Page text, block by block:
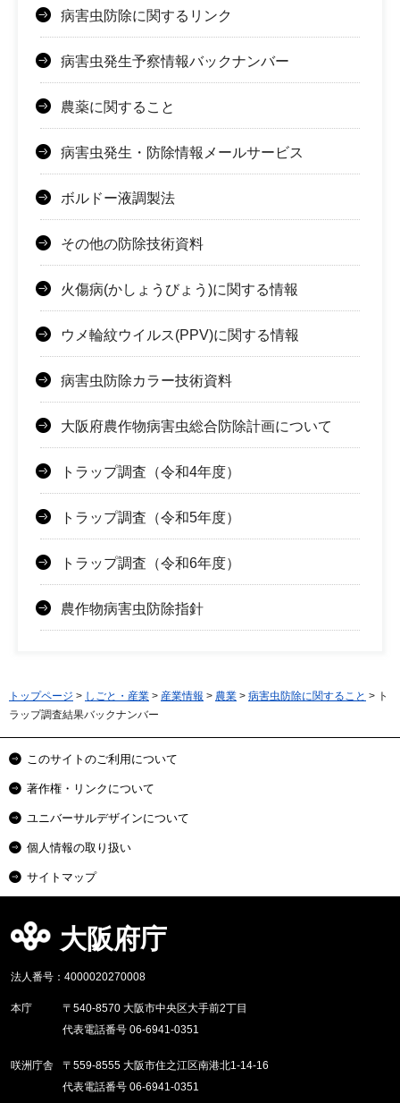
病害虫防除に関するリンク
病害虫発生予察情報バックナンバー
農薬に関すること
病害虫発生・防除情報メールサービス
ボルドー液調製法
その他の防除技術資料
火傷病(かしょうびょう)に関する情報
ウメ輪紋ウイルス(PPV)に関する情報
病害虫防除カラー技術資料
大阪府農作物病害虫総合防除計画について
トラップ調査（令和4年度）
トラップ調査（令和5年度）
トラップ調査（令和6年度）
農作物病害虫防除指針
トップページ > しごと・産業 > 産業情報 > 農業 > 病害虫防除に関すること > ト
ラップ調査結果バックナンバー
このサイトのご利用について
著作権・リンクについて
ユニバーサルデザインについて
個人情報の取り扱い
サイトマップ
大阪府庁
法人番号：4000020270008
本庁
〒540-8570 大阪市中央区大手前2丁目
代表電話番号 06-6941-0351
咲洲庁舎
〒559-8555 大阪市住之江区南港北1-14-16
代表電話番号 06-6941-0351